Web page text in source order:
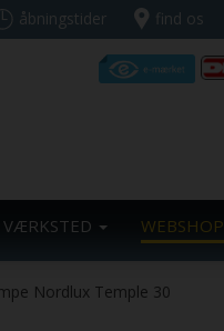
åbningstider find os
VÆRKSTED WEBSHOP
Nordlux Temple 30